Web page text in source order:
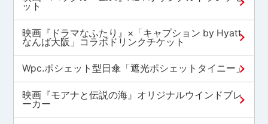
ット
映画『ドラマなふたり』×「キャプション by Hyatt
なんば大阪」コラボドリンクチケット
Wpc.ポシェット型日傘「遮光ポシェットタイニー」
映画『モアナと伝説の海』オリジナルウインドブレ
ーカー